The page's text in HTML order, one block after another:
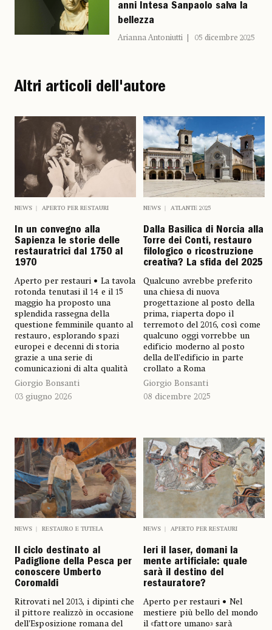
anni Intesa Sanpaolo salva la
bellezza
Arianna Antoniutti 05 dicembre 2025
Altri articoli dell'autore
NEWS APERTO PER RESTAURI
In un convegno alla
Sapienza le storie delle
restauratrici dal 1750 al
1970
Aperto per restauri • La tavola
rotonda tenutasi il 14 e il 15
maggio ha proposto una
splendida rassegna della
questione femminile quanto al
restauro, esplorando spazi
europei e decenni di storia
grazie a una serie di
comunicazioni di alta qualità
Giorgio Bonsanti
03 giugno 2026
NEWS ATLANTE 2025
Dalla Basilica di Norcia alla
Torre dei Conti, restauro
filologico o ricostruzione
creativa? La sfida del 2025
Qualcuno avrebbe preferito
una chiesa di nuova
progettazione al posto della
prima, riaperta dopo il
terremoto del 2016, così come
qualcuno oggi vorrebbe un
edificio moderno al posto
della dell’edificio in parte
crollato a Roma
Giorgio Bonsanti
08 dicembre 2025
NEWS RESTAURO E TUTELA
Il ciclo destinato al
Padiglione della Pesca per
conoscere Umberto
Coromaldi
Ritrovati nel 2013, i dipinti che
il pittore realizzò in occasione
dell’Esposizione romana del
NEWS APERTO PER RESTAURI
Ieri il laser, domani la
mente artificiale: quale
sarà il destino del
restauratore?
Aperto per restauri • Nel
mestiere più bello del mondo
il «fattore umano» sarà